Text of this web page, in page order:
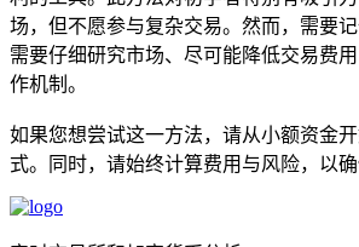
场，但不愿参与复杂交易。然而，需要
需要仔细研究市场、尽可能降低交易费
作机制。
如果您想尝试这一方法，请从小额资金
式。同时，请始终计算费用与风险，以确